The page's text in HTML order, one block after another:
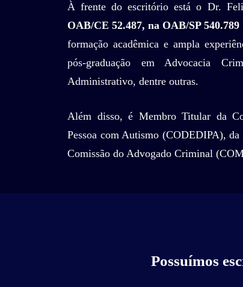
À frente do escritório está o Dr.
OAB/CE 52.487, na OAB/SP 540.789
formação acadêmica e ampla
pós-graduação em Advocacia
Administrativo, dentre outras.
Além disso, é Membro Titular da
Pessoa com Autismo (CODEDIPA),
Comissão do Advogado Criminal
Possuímos